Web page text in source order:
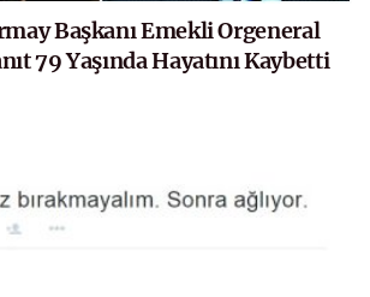
Başkanı Emekli Orgeneral
79 Yaşında Hayatını Kaybetti